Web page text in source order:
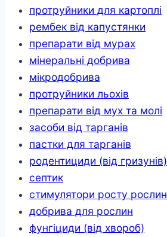
протруйники для картоплі
рембек від капустянки
препарати від мурах
мінеральні добрива
мікродобрива
протруйники льохів
препарати від мух та молі
засоби від тарганів
пастки для тарганів
родентициди (від гризунів)
септик
стимулятори росту рослин
добрива для рослин
фунгіциди (від хвороб)